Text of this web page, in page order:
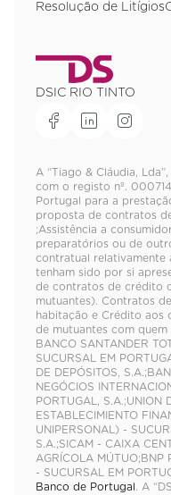
Resolução de Litígios
DSIC RIO TINTO
A “Tiago & Cláudia,
com o registo nº.
Portugal para a
proposta de contratos
;Assistência a
preparatórios ou de
contratual relativamente
tenham sido por si
de contratos de crédito
mutuantes). Contratos
habitação e Crédito aos
de mutuantes com
BANCO SANTANDER
SUCURSAL EM
DE DEPÓSITOS,
NEGÓCIOS
PORTUGAL, S.A.;UNION
ESTABLECIMIENTO
UNIPERSONAL) -
S.A.;SICAM - CAIXA
AGRÍCOLA MÚTUO;BNP
- SUCURSAL EM
Banco de Portugal. A